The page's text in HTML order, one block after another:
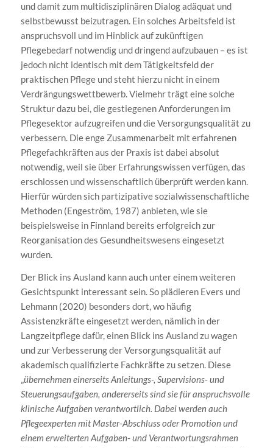
und damit zum multidisziplinären Dialog adäquat und
selbstbewusst beizutragen. Ein solches Arbeitsfeld ist
anspruchsvoll und im Hinblick auf zukünftigen
Pflegebedarf notwendig und dringend aufzubauen – es ist
jedoch nicht identisch mit dem Tätigkeitsfeld der
praktischen Pflege und steht hierzu nicht in einem
Verdrängungswettbewerb. Vielmehr trägt eine solche
Struktur dazu bei, die gestiegenen Anforderungen im
Pflegesektor aufzugreifen und die Versorgungsqualität zu
verbessern. Die enge Zusammenarbeit mit erfahrenen
Pflegefachkräften aus der Praxis ist dabei absolut
notwendig, weil sie über Erfahrungswissen verfügen, das
erschlossen und wissenschaftlich überprüft werden kann.
Hierfür würden sich partizipative sozialwissenschaftliche
Methoden (Engeström, 1987) anbieten, wie sie
beispielsweise in Finnland bereits erfolgreich zur
Reorganisation des Gesundheitswesens eingesetzt
wurden.
Der Blick ins Ausland kann auch unter einem weiteren
Gesichtspunkt interessant sein. So plädieren Evers und
Lehmann (2020) besonders dort, wo häufig
Assistenzkräfte eingesetzt werden, nämlich in der
Langzeitpflege dafür, einen Blick ins Ausland zu wagen
und zur Verbesserung der Versorgungsqualität auf
akademisch qualifizierte Fachkräfte zu setzen. Diese
„übernehmen einerseits Anleitungs-, Supervisions- und
Steuerungsaufgaben, andererseits sind sie für anspruchsvolle
klinische Aufgaben verantwortlich. Dabei werden auch
Pflegeexperten mit Master-Abschluss oder Promotion und
einem erweiterten Aufgaben- und Verantwortungsrahmen